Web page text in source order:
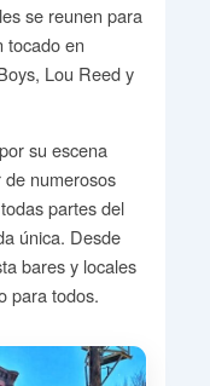
se reunen para
tocado en
Lou Reed y
su escena
numerosos
partes del
única. Desde
bares y locales
para todos.